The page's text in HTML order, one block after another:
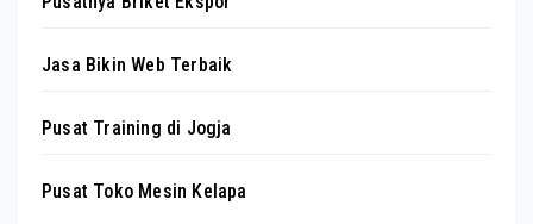
Jasa Bikin Web Terbaik
Pusat Training di Jogja
Pusat Toko Mesin Kelapa